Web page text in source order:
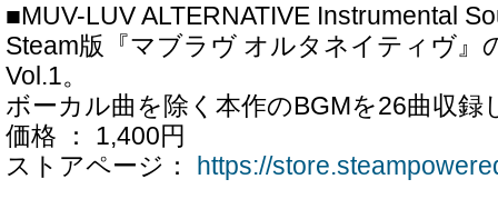
■MUV-LUV ALTERNATIVE Instrumental
Steam版『マブラヴ オルタネイティヴ』
Vol.1。
ボーカル曲を除く本作のBGMを26曲収録
価格 ： 1,400円
ストアページ：
https://